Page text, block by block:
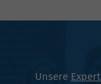
Unsere